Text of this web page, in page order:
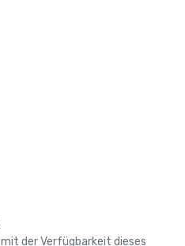
der Verfügbarkeit dieses